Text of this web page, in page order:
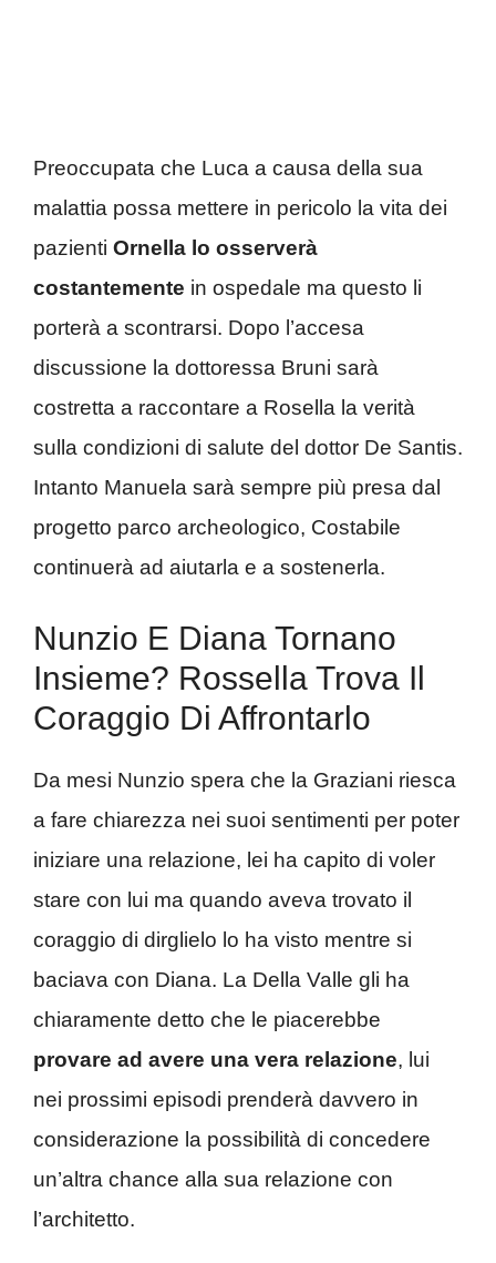
Preoccupata che Luca a causa della sua
malattia possa mettere in pericolo la vita dei
pazienti Ornella lo osserverà
costantemente in ospedale ma questo li
porterà a scontrarsi. Dopo l’accesa
discussione la dottoressa Bruni sarà
costretta a raccontare a Rosella la verità
sulla condizioni di salute del dottor De Santis.
Intanto Manuela sarà sempre più presa dal
progetto parco archeologico, Costabile
continuerà ad aiutarla e a sostenerla.
Nunzio E Diana Tornano
Insieme? Rossella Trova Il
Coraggio Di Affrontarlo
Da mesi Nunzio spera che la Graziani riesca
a fare chiarezza nei suoi sentimenti per poter
iniziare una relazione, lei ha capito di voler
stare con lui ma quando aveva trovato il
coraggio di dirglielo lo ha visto mentre si
baciava con Diana. La Della Valle gli ha
chiaramente detto che le piacerebbe
provare ad avere una vera relazione, lui
nei prossimi episodi prenderà davvero in
considerazione la possibilità di concedere
un’altra chance alla sua relazione con
l’architetto.